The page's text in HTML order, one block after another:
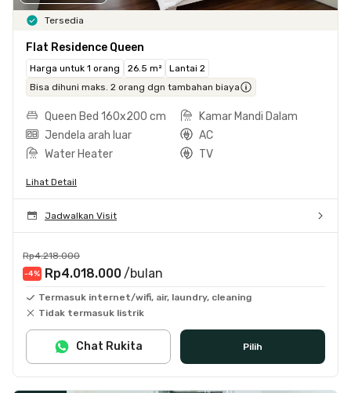
Tersedia
Flat Residence Queen
Harga untuk 1 orang 26.5 m²
Lantai 2
Bisa dihuni maks. 2 orang dgn tambahan biaya
Queen Bed 160x200 cm
Kamar Mandi Dalam
Jendela arah luar
AC
Water Heater
TV
Lihat Detail
Jadwalkan Visit
Rp4.218.000
-4% Rp4.018.000 /bulan
Termasuk internet/wifi, air, laundry, cleaning
Tidak termasuk listrik
Pilih
Chat Rukita